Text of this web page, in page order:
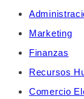
Marketing
Finanzas
Recursos
Comercio